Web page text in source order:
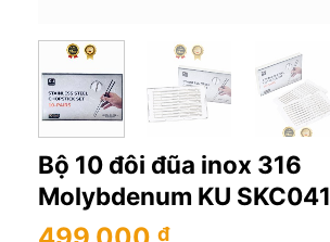
Bộ 10 đôi đũa inox 316
Molybdenum KU SKC041
₫